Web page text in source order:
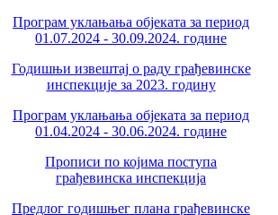
Програм уклањања објеката за период
01.07.2024 - 30.09.2024. године
Годишњи извештај о раду грађевинске
инспекције за 2023. годину
Програм уклањања објеката за период
01.04.2024 - 30.06.2024. године
Прописи по којима поступа
грађевинска инспекција
Предлог годишњег плана грађевинске